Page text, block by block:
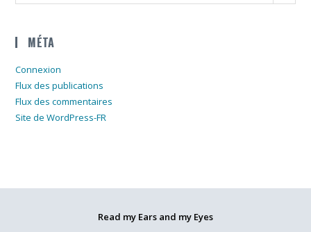
MÉTA
Connexion
Flux des publications
Flux des commentaires
Site de WordPress-FR
Read my Ears and my Eyes